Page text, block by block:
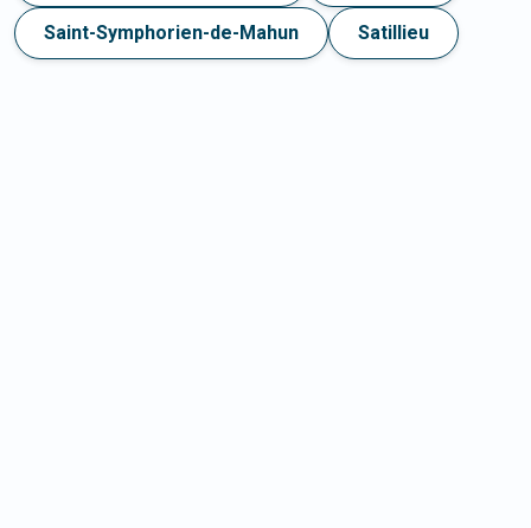
Saint-Symphorien-de-Mahun Satillieu